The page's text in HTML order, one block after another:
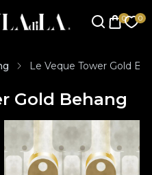
Le Veque Tower Gold
Gold Behang